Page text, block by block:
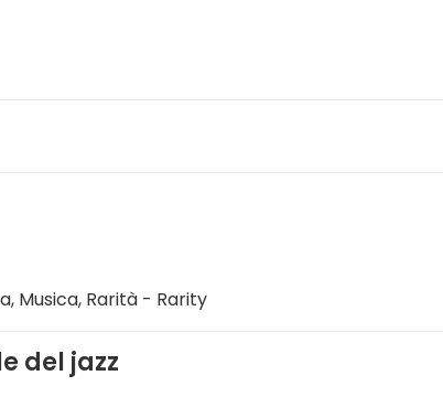
, Musica, Rarità - Rarity
del jazz